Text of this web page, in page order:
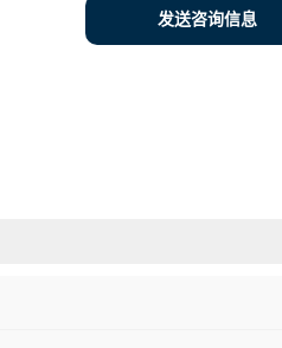
发送咨询信息